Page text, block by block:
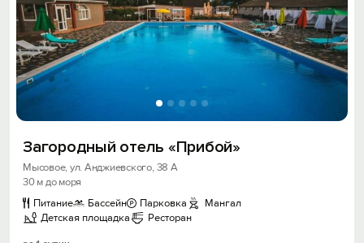
Загородный отель «Прибой»
Мысовое, ул. Анджиевского, 38 А
30 м до моря
Питание
Бассейн Парковка
Мангал
Детская площадка
Ресторан